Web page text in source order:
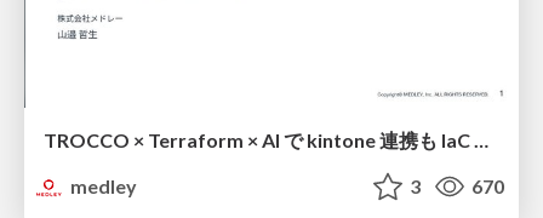
TROCCO × Terraform × AI で kintone 連携も IaC 化 / TROCCO × Terraform × AI for kintone
medley
3 670